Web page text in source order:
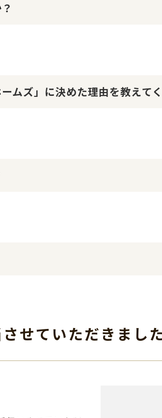
ムズ」に決めた理由を教えて
せていただきまし